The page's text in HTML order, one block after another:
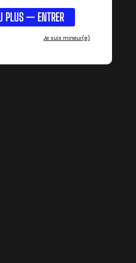
PLUS — ENTRER
Je suis mineur(e)